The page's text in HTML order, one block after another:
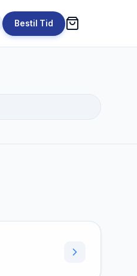
Bestil Tid